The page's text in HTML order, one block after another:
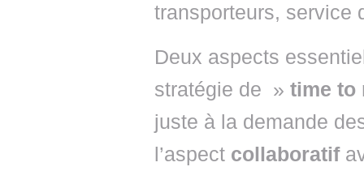
transporteurs,
Deux aspects
stratégie de » time to
juste à la demande
l’aspect collaboratif